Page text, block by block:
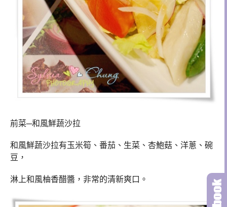
前菜─和風鮮蔬沙拉
和風鮮蔬沙拉有玉米筍、番茄、生菜、杏鮑菇、洋蔥、碗
豆，
淋上和風柚香醋醬，非常的清新爽口。